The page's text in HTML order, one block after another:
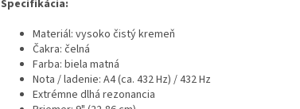
Špecifikácia:
Materiál: vysoko čistý kremeň
Čakra: čelná
Farba: biela matná
Nota / ladenie: A4 (ca. 432 Hz) / 432 Hz
Extrémne dlhá rezonancia